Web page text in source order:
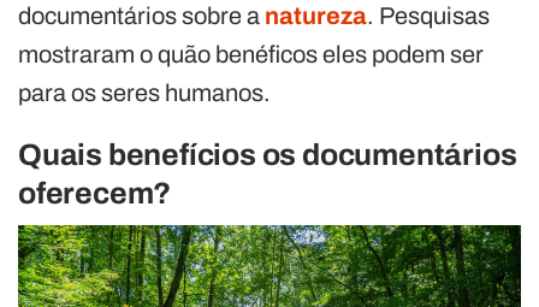
documentários sobre a natureza. Pesquisas
mostraram o quão benéficos eles podem ser
para os seres humanos.
Quais benefícios os documentários
oferecem?